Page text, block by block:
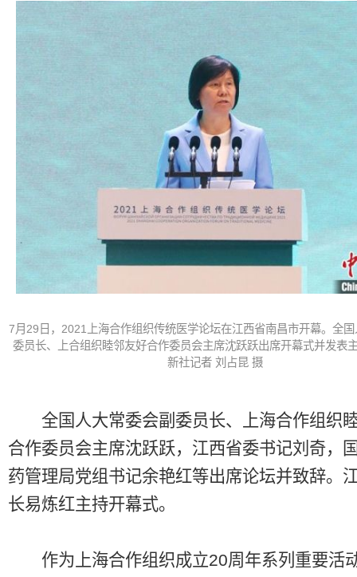
7月29日，2021上海合作组织传统医学论坛在江西省南昌市开幕。全
委员长、上合组织睦邻友好合作委员会主席沈跃跃出席开幕式并发表
新社记者 刘占昆 摄
全国人大常委会副委员长、上海合作组织
合作委员会主席沈跃跃，江西省委书记刘奇，
药管理局党组书记余艳红等出席论坛并致辞。
长易炼红主持开幕式。
作为上海合作组织成立20周年系列重要活